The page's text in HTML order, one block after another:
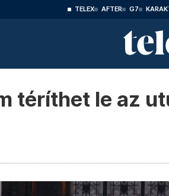
TELEX AFTER G7
téríthet le az